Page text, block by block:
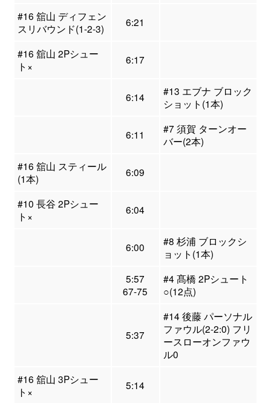
#16 舘山 ディフェン
スリバウンド(1-2-3)
6:21
#16 舘山 2Pシュー
ト×
6:17
6:14
#13 エブナ ブロック
ショット(1本)
6:11
#7 須賀 ターンオー
バー(2本)
#16 舘山 スティール
(1本)
6:09
#10 長谷 2Pシュー
ト×
6:04
6:00
#8 杉浦 ブロックシ
ョット(1本)
5:57
67-75
#4 髙橋 2Pシュート
○(12点)
5:37
#14 後藤 パーソナル
ファウル(2-2:0) フリ
ースローオンファウ
ル0
#16 舘山 3Pシュー
ト×
5:14